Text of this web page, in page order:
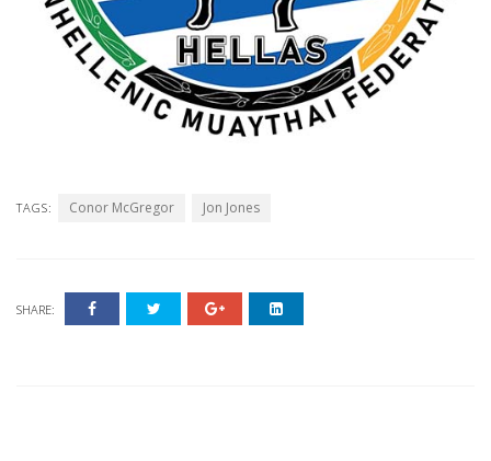
TAGS: Conor McGregor Jon Jones
SHARE: